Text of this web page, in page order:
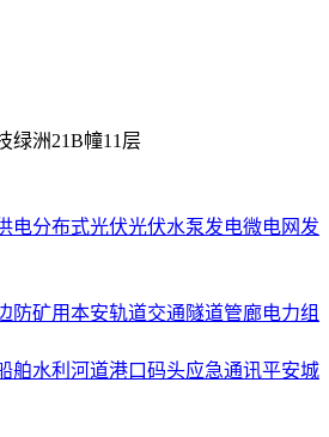
绿洲21B幢11层
电分布式光伏光伏水泵发电微电网发
防矿用本安轨道交通隧道管廊电力组
舶水利河道港口码头应急通讯平安城